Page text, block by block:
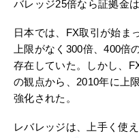
バレッジ25倍なら証拠金
日本では、FX取引が始ま
上限がなく300倍、400倍
存在していた。しかし、
の観点から、2010年に上
強化された。
レバレッジは、上手く使